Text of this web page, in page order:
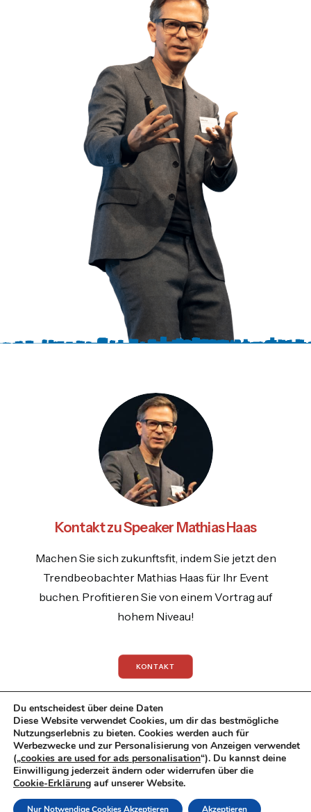
Kontakt zu Speaker Mathias Haas
Machen Sie sich zukunftsfit, indem Sie jetzt den
Trendbeobachter Mathias Haas für Ihr Event
buchen. Profitieren Sie von einem Vortrag auf
hohem Niveau!
KONTAKT
© 2026 Mathias Haas.All rights reserved
Datenschutzrichtlinie|Impressum
Datenschutzerklaerung
Du entscheidest über deine Daten
Diese Website verwendet Cookies, um dir das bestmögliche
Nutzungserlebnis zu bieten. Cookies werden auch für
Werbezwecke und zur Personalisierung von Anzeigen verwendet
(„cookies are used for ads personalisation“). Du kannst deine
Einwilligung jederzeit ändern oder widerrufen über die
Cookie-Erklärung auf unserer Website.
Akzeptieren
Nur Notwendige Cookies Akzeptieren